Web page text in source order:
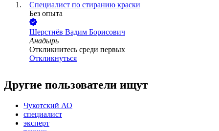
Специалист по стиранию краски
Без опыта
Шерстнёв Вадим Борисович
Анадырь
Откликнитесь среди первых
Откликнуться
Другие пользователи ищут
Чукотский АО
специалист
эксперт